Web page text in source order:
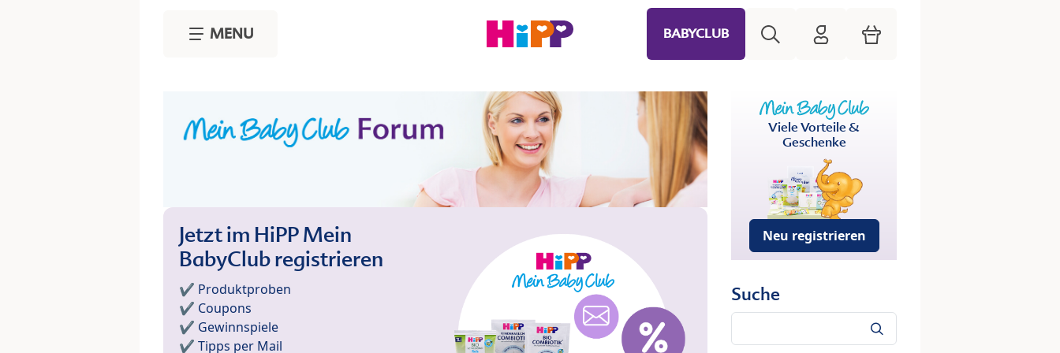
MENU BABYCLUB HiPP Mein Babyclub
Warenkorb
Jetzt im HiPP Mein
BabyClub registrieren
✔️ Produktproben
✔️ Coupons
✔️ Gewinnspiele
✔️ Tipps per Mail
Viele Vorteile &
Geschenke
Neu registrieren
Suche